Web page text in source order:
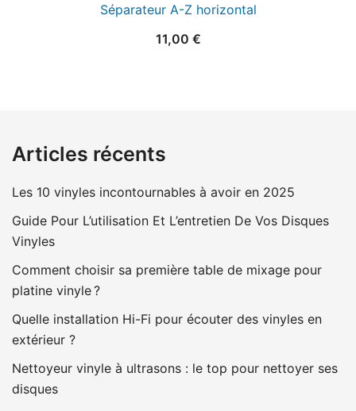
Séparateur A-Z horizontal
11,00 €
Articles récents
Les 10 vinyles incontournables à avoir en 2025
Guide Pour L’utilisation Et L’entretien De Vos Disques
Vinyles
Comment choisir sa première table de mixage pour
platine vinyle ?
Quelle installation Hi-Fi pour écouter des vinyles en
extérieur ?
Nettoyeur vinyle à ultrasons : le top pour nettoyer ses
disques